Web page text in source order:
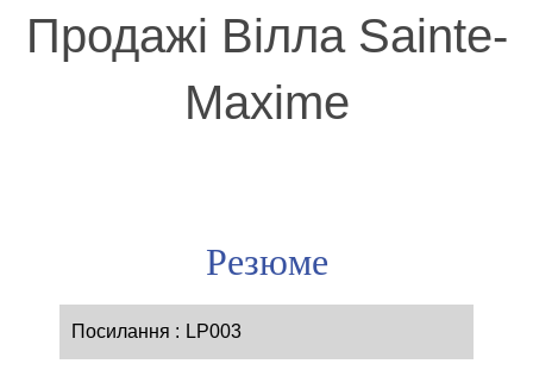
Продажі Вілла Sainte-
Maxime
Резюме
Посилання LP003